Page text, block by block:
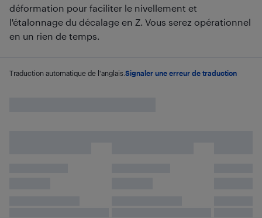
déformation pour faciliter le nivellement et
l'étalonnage du décalage en Z. Vous serez opérationnel
en un rien de temps.
Traduction automatique de l'anglais. Signaler une erreur de traduction